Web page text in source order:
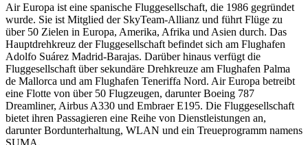
Air Europa ist eine spanische Fluggesellschaft, die 1986 gegründet
wurde. Sie ist Mitglied der SkyTeam-Allianz und führt Flüge zu
über 50 Zielen in Europa, Amerika, Afrika und Asien durch. Das
Hauptdrehkreuz der Fluggesellschaft befindet sich am Flughafen
Adolfo Suárez Madrid-Barajas. Darüber hinaus verfügt die
Fluggesellschaft über sekundäre Drehkreuze am Flughafen Palma
de Mallorca und am Flughafen Teneriffa Nord. Air Europa betreibt
eine Flotte von über 50 Flugzeugen, darunter Boeing 787
Dreamliner, Airbus A330 und Embraer E195. Die Fluggesellschaft
bietet ihren Passagieren eine Reihe von Dienstleistungen an,
darunter Bordunterhaltung, WLAN und ein Treueprogramm namens
SUMA.